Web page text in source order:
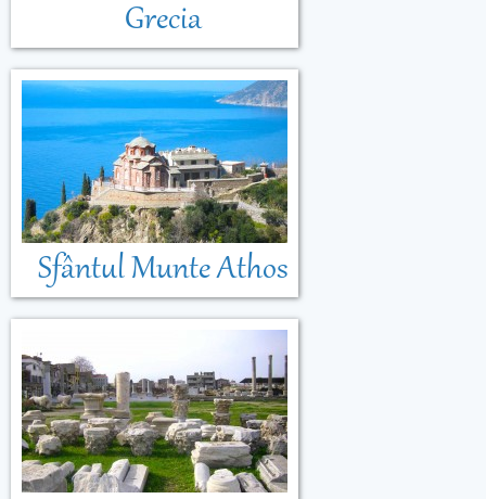
Grecia
Sfântul Munte Athos